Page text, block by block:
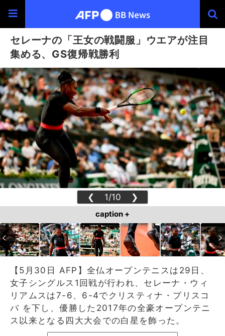
セレーナの「王女の戦闘服」ウエアが注目
集める、GS復帰戦勝利
❮ 1/10 ❯
caption +
【5月30日 AFP】全仏オープンテニスは29日、
女子シングルス1回戦が行われ、セレーナ・ウィ
リアムスは7-6、6-4でクリスティナ・プリスコ
バ を下し、優勝した2017年の全豪オープンテニ
ス以来となる四大大会での白星を飾った。